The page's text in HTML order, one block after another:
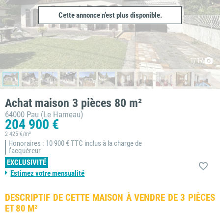
1/17
Cette annonce n’est plus disponible.
Achat maison 3 pièces 80 m²
64000 Pau (Le Hameau)
204 900 €
2 425 €/m²
Honoraires : 10 900 € TTC inclus à la charge de
l’acquéreur
EXCLUSIVITÉ
Estimez votre mensualité
DESCRIPTIF DE CETTE MAISON À VENDRE DE 3 PIÈCES
ET 80 M²